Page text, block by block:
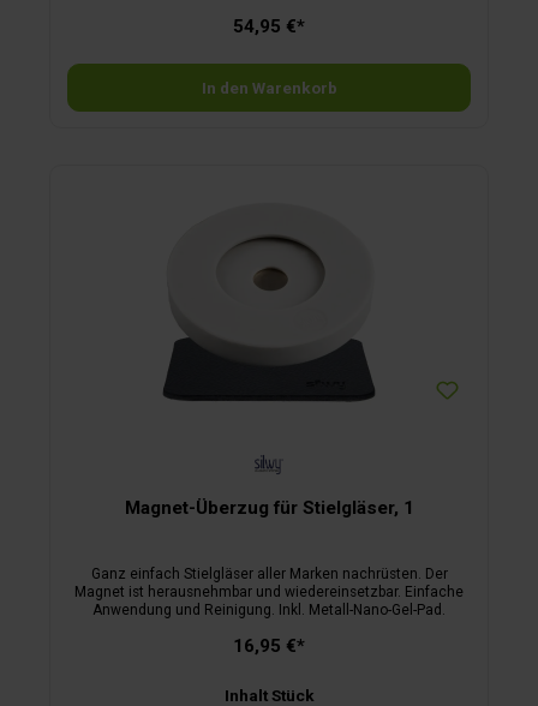
54,95 €*
In den Warenkorb
Magnet-Überzug für Stielgläser, 1
Ganz einfach Stielgläser aller Marken nachrüsten. Der
Magnet ist herausnehmbar und wiedereinsetzbar. Einfache
Anwendung und Reinigung. Inkl. Metall-Nano-Gel-Pad.
16,95 €*
Inhalt Stück